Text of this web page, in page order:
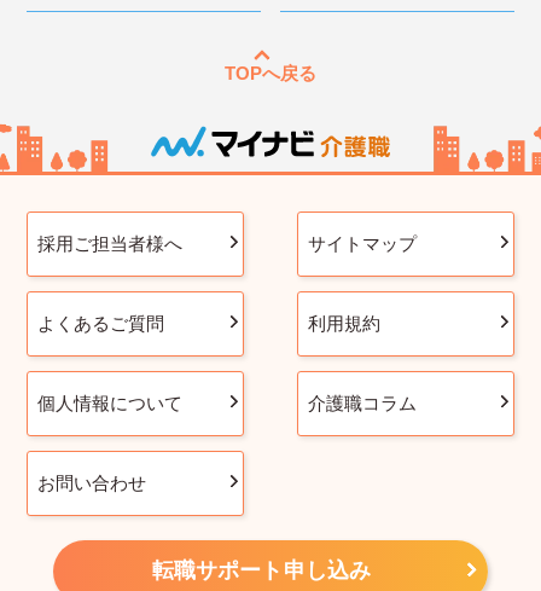
TOPへ戻る
採用ご担当者様へ サイトマップ
よくあるご質問 利用規約
個人情報について 介護職コラム
お問い合わせ
転職サポート申し込み